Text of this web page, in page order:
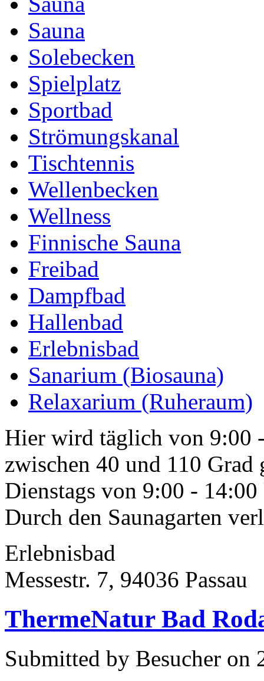
Sauna
Solebecken
Spielplatz
Sportbad
Strömungskanal
Tischtennis
Wellenbecken
Wellness
Finnische Sauna
Freibad
Dampfbad
Hallenbad
Erlebnisbad
Sanarium (Biosauna)
Relaxarium (Ruheraum)
Hier wird täglich von 9:00
zwischen 40 und 110 Grad
Dienstags von 9:00 -
Durch den Saunagarten
Erlebnisbad
Messestr. 7, 94036 Passau
ThermeNatur Bad
Submitted by Besucher on